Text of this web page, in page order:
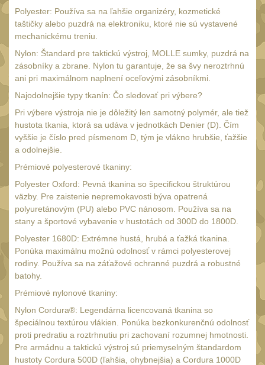
Policejní svítilny
Vyhledávací svítilny
Čelové svetlá -
čelovky 4
Svítilny pro
AA/AAA/14500 Li-Ion
baterie2
Svítilny pro 18650
baterie
Svítilny pro
CR123A/16340 Li-Ion
baterie3
Kapesní svítilny
Svietidlá s magnetom 2
Potápačské svietidlá
Laserové značkovače
Nabíjačky
Adaptér pro nabíječku 8
Akumulátory a baterie 7
Polyester: Používa sa na ľahšie organizéry, kozmetické
taštičky alebo puzdrá na elektroniku, ktoré nie sú vystavené
mechanickému treniu.
Nylon: Štandard pre taktickú výstroj, MOLLE sumky, puzdrá na
zásobníky a zbrane. Nylon tu garantuje, že sa švy neroztrhnú
ani pri maximálnom naplnení oceľovými zásobníkmi.
Najodolnejšie typy tkanín: Čo sledovať pri výbere?
Pri výbere výstroja nie je dôležitý len samotný polymér, ale tiež
hustota tkania, ktorá sa udáva v jednotkách Denier (D). Čím
vyššie je číslo pred písmenom D, tým je vlákno hrubšie, ťažšie
a odolnejšie.
Prémiové polyesterové tkaniny:
Polyester Oxford: Pevná tkanina so špecifickou štruktúrou
väzby. Pre zaistenie nepremokavosti býva opatrená
polyuretánovým (PU) alebo PVC nánosom. Používa sa na
stany a športové vybavenie v hustotách od 300D do 1800D.
Polyester 1680D: Extrémne hustá, hrubá a ťažká tkanina.
Ponúka maximálnu možnú odolnosť v rámci polyesterovej
rodiny. Používa sa na záťažové ochranné puzdrá a robustné
batohy.
Prémiové nylonové tkaniny:
Nylon Cordura®: Legendárna licencovaná tkanina so
špeciálnou textúrou vlákien. Ponúka bezkonkurenčnú odolnosť
proti predratiu a roztrhnutiu pri zachovaní rozumnej hmotnosti.
Pre armádnu a taktickú výstroj sú priemyselným štandardom
hustoty Cordura 500D (ľahšia, ohybnejšia) a Cordura 1000D